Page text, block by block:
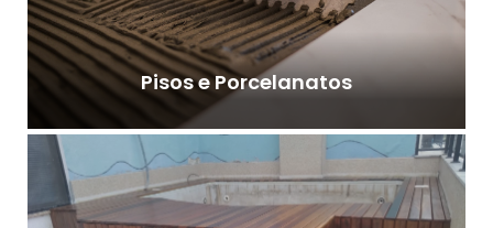
Pisos e Porcelanatos